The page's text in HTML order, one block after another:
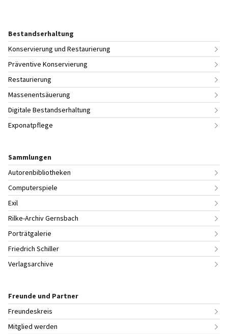
Bestandserhaltung
Konservierung und Restaurierung
Präventive Konservierung
Restaurierung
Massenentsäuerung
Digitale Bestandserhaltung
Exponatpflege
Sammlungen
Autorenbibliotheken
Computerspiele
Exil
Rilke-Archiv Gernsbach
Porträtgalerie
Friedrich Schiller
Verlagsarchive
Freunde und Partner
Freundeskreis
Mitglied werden